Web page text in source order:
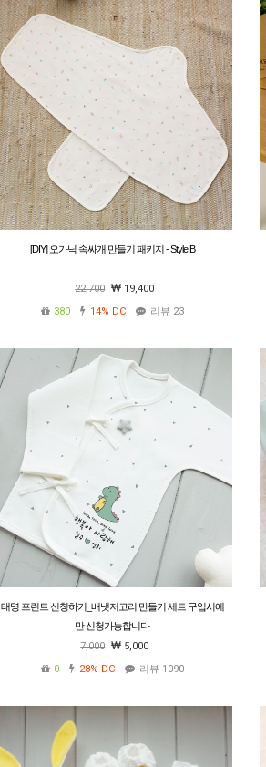
[DIY] 오가닉 속싸개 만들기 패키지 - Style B
22,700
19,400
380
14% DC 리뷰 23
태명 프린트 신청하기_배냇저고리 만들기 세트 구입시에
만 신청가능합니다
7,000
5,000
0
28% DC 리뷰 1090